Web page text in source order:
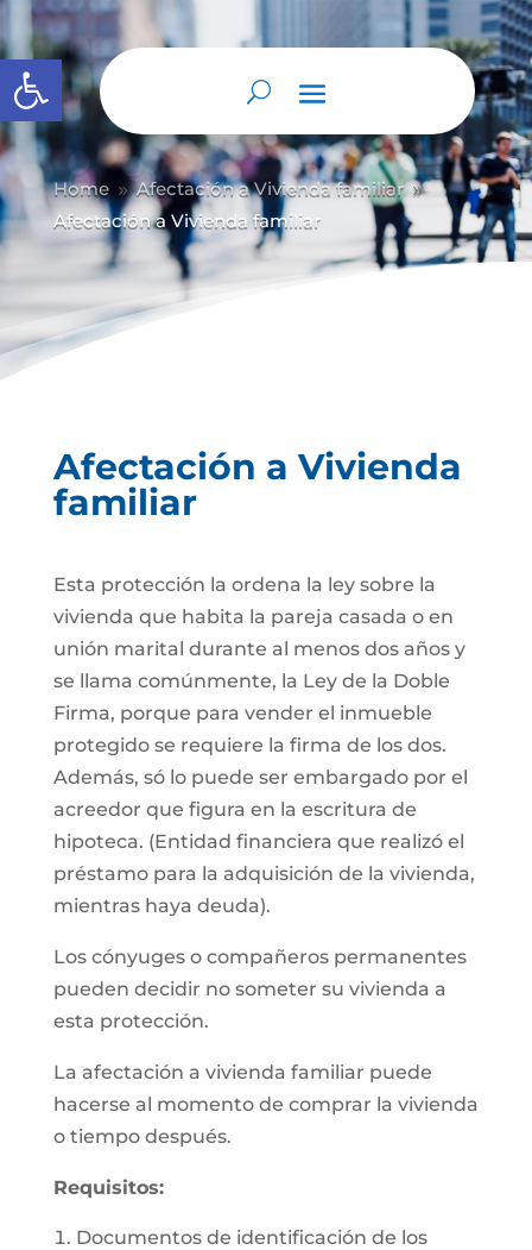
Abrir barra de herramientas
Home 9 Afectación a Vivienda familiar 9
Afectación a Vivienda familiar
Afectación a Vivienda
familiar
Esta protección la ordena la ley sobre la
vivienda que habita la pareja casada o en
unión marital durante al menos dos años y
se llama comúnmente, la Ley de la Doble
Firma, porque para vender el inmueble
protegido se requiere la firma de los dos.
Además, só lo puede ser embargado por el
acreedor que figura en la escritura de
hipoteca. (Entidad financiera que realizó el
préstamo para la adquisición de la vivienda,
mientras haya deuda).
Los cónyuges o compañeros permanentes
pueden decidir no someter su vivienda a
esta protección.
La afectación a vivienda familiar puede
hacerse al momento de comprar la vivienda
o tiempo después.
Requisitos:
Documentos de identificación de los